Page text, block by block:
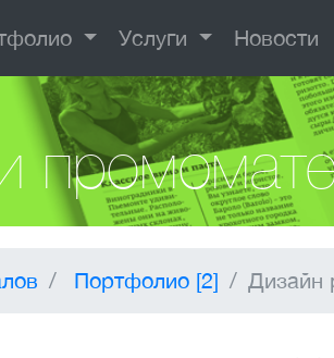
Услуги Новости
Портфолио [2] Дизайн